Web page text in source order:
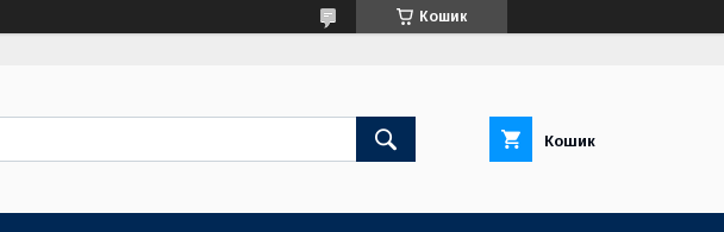
Кошик
Кошик